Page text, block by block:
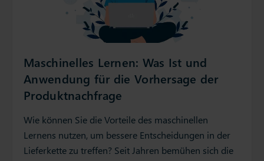
Maschinelles Lernen: Was Ist und
Anwendung für die Vorhersage der
Produktnachfrage
Wie können Sie die Vorteile des maschinellen
Lernens nutzen, um bessere Entscheidungen in der
Lieferkette zu treffen? Seit Jahren bemühen sich die